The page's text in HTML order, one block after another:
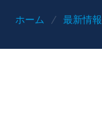
ホーム 最新情報